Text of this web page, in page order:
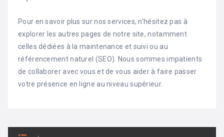
Pour en savoir plus sur nos services, n’hésitez pas à
explorer les autres pages de notre site, notamment
celles dédiées à la maintenance et suivi ou au
référencement naturel (SEO). Nous sommes impatients
de collaborer avec vous et de vous aider à faire passer
votre présence en ligne au niveau supérieur.